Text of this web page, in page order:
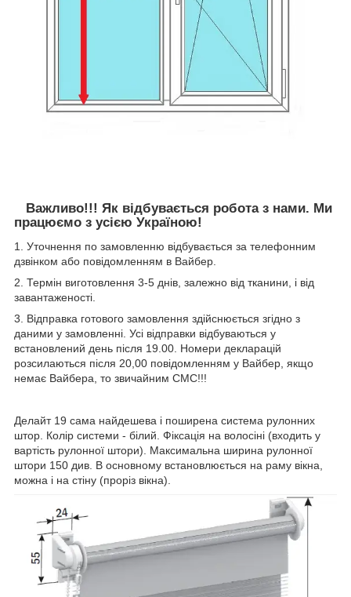
Важливо!!! Як відбувається робота з нами. Ми
працюємо з усією Україною!
1. Уточнення по замовленню відбувається за телефонним
дзвінком або повідомленням в Вайбер.
2. Термін виготовлення 3-5 днів, залежно від тканини, і від
завантаженості.
3. Відправка готового замовлення здійснюється згідно з
даними у замовленні. Усі відправки відбуваються у
встановлений день після 19.00. Номери декларацій
розсилаються після 20,00 повідомленням у Вайбер, якщо
немає Вайбера, то звичайним СМС!!!
Делайт 19 сама найдешева і поширена система рулонних
штор. Колір системи - білий. Фіксація на волосіні (входить у
вартість рулонної штори). Максимальна ширина рулонної
штори 150 див. В основному встановлюється на раму вікна,
можна і на стіну (проріз вікна).